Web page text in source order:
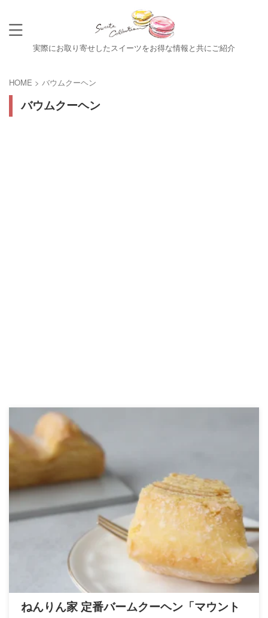
実際にお取り寄せしたスイーツをお得な情報と共にご紹介
HOME > バウムクーヘン
バウムクーヘン
ねんりん家 定番バームクーヘン「マウント